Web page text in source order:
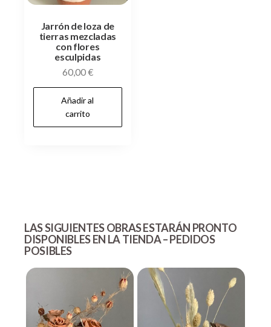
Jarrón de loza de
tierras mezcladas
con flores
esculpidas
60,00€
Añadir al
carrito
LAS SIGUIENTES OBRAS ESTARÁN PRONTO
DISPONIBLES EN LA TIENDA –PEDIDOS
POSIBLES